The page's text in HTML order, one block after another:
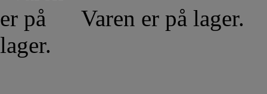
Varen er på lager.